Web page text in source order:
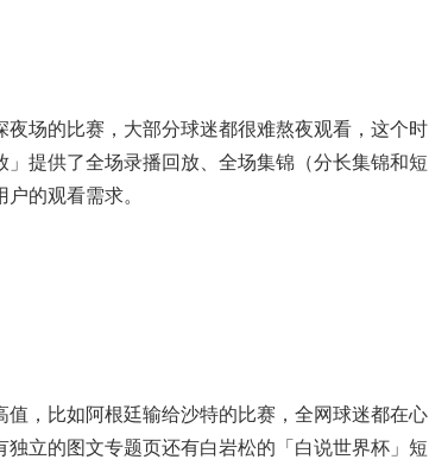
夜场的比赛，大部分球迷都很难熬夜观看，这个时
提供了全场录播回放、全场集锦（分长集锦和短
的观看需求。
，比如阿根廷输给沙特的比赛，全网球迷都在心
立的图文专题页还有白岩松的「白说世界杯」短